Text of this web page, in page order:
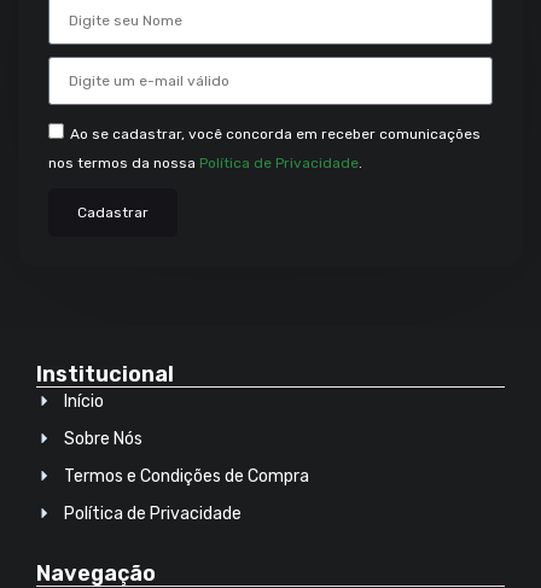
Ao se cadastrar, você concorda em receber comunicações
nos termos da nossa Política de Privacidade
Cadastrar
Institucional
Início
Sobre Nós
Termos e Condições de Compra
Política de Privacidade
Navegação